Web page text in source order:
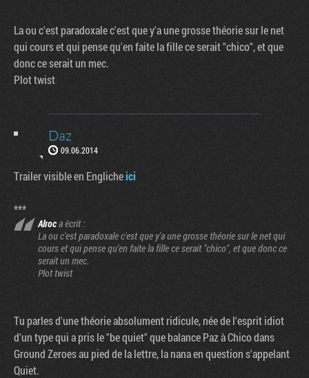
La ou c'est paradoxale c'est que y'a une grosse théorie sur le net
qui cours et qui pense qu'en faite la fille ce serait "chico", et que
donc ce serait un mec.
Plot twist
Daz
09.06.2014
Trailer visible en Englicheici
***
Alroca écrit :
La ou c'est paradoxale c'est que y'a une grosse théorie sur le net qui
cours et qui pense qu'en faite la fille ce serait "chico", et que donc ce
serait un mec.
Plot twist
Tu parles d'une théorie absolument ridicule, née de l'esprit idiot
d'un type qui a pris le "be quiet" que balance Paz à Chico dans
Ground Zeroes au pied de la lettre, la nana en question s'appelant
Quiet.